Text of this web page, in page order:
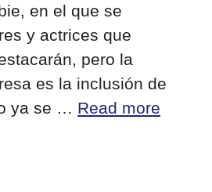
en el que se
y actrices que
pero la
es la inclusión de
ya se … Read more